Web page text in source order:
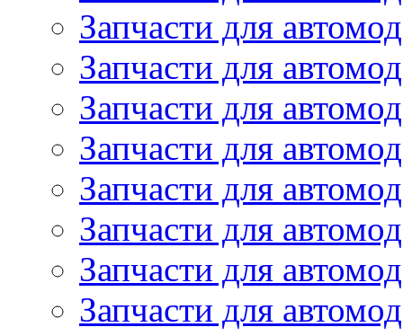
Запчасти для
Запчасти для
Запчасти для
Запчасти для
Запчасти для
Запчасти для
Запчасти для
Запчасти для